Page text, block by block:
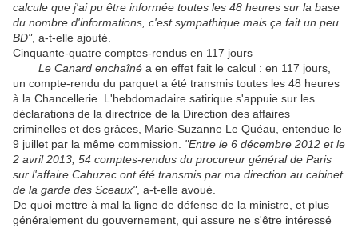
calcule que j'ai pu être informée toutes les 48 heures sur la base
du nombre d'informations, c'est sympathique mais ça fait un peu
BD", a-t-elle ajouté.
Cinquante-quatre comptes-rendus en 117 jours
Le Canard enchaîné a en effet fait le calcul : en 117 jours,
un compte-rendu du parquet a été transmis toutes les 48 heures
à la Chancellerie. L'hebdomadaire satirique s'appuie sur les
déclarations de la directrice de la Direction des affaires
criminelles et des grâces, Marie-Suzanne Le Quéau, entendue le
9 juillet par la même commission. "Entre le 6 décembre 2012 et le
2 avril 2013, 54 comptes-rendus du procureur général de Paris
sur l'affaire Cahuzac ont été transmis par ma direction au cabinet
de la garde des Sceaux", a-t-elle avoué.
De quoi mettre à mal la ligne de défense de la ministre, et plus
généralement du gouvernement, qui assure ne s'être intéressé